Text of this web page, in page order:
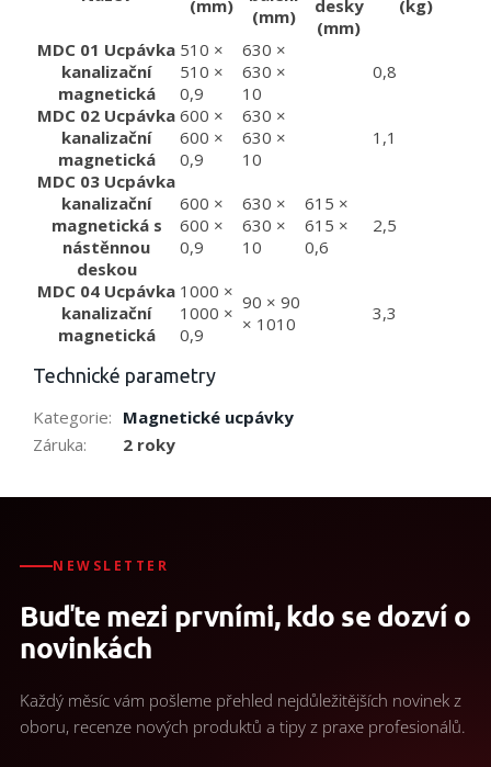
(mm)
(mm)
desky
(mm)
(kg)
MDC 01 Ucpávka
kanalizační
magnetická
510 ×
510 ×
0,9
630 ×
630 ×
10
0,8
MDC 02 Ucpávka
kanalizační
magnetická
600 ×
600 ×
0,9
630 ×
630 ×
10
1,1
MDC 03 Ucpávka
kanalizační
magnetická s
nástěnnou
deskou
600 ×
600 ×
0,9
630 ×
630 ×
10
615 ×
615 ×
0,6
2,5
MDC 04 Ucpávka
kanalizační
magnetická
1000 ×
1000 ×
0,9
90 × 90
× 1010
3,3
Technické parametry
Kategorie: Magnetické ucpávky
Záruka: 2 roky
NEWSLETTER
Buďte mezi prvními, kdo se dozví o
novinkách
Každý měsíc vám pošleme přehled nejdůležitějších novinek z
oboru, recenze nových produktů a tipy z praxe profesionálů.